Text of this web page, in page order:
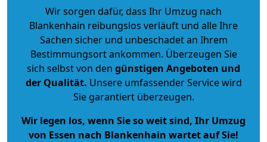
Wir sorgen dafür, dass Ihr Umzug nach
Blankenhain reibungslos verläuft und alle Ihre
Sachen sicher und unbeschadet an Ihrem
Bestimmungsort ankommen. Überzeugen Sie
sich selbst von den günstigen Angeboten und
der Qualität. Unsere umfassender Service wird
Sie garantiert überzeugen.
Wir legen los, wenn Sie so weit sind, Ihr Umzug
von Essen nach Blankenhain wartet auf Sie!